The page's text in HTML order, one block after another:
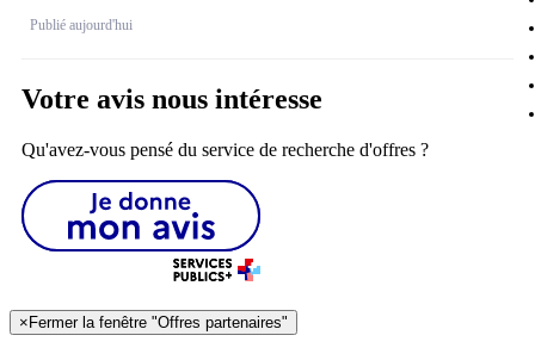
Publié aujourd'hui
Votre avis nous intéresse
Qu'avez-vous pensé du service de recherche d'offres ?
× Fermer la fenêtre "Offres partenaires"